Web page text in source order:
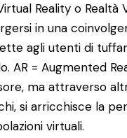
Reality o
in una
agli utenti di
AR = Augmented
ma attraverso
si arricchisce la
virtuali.